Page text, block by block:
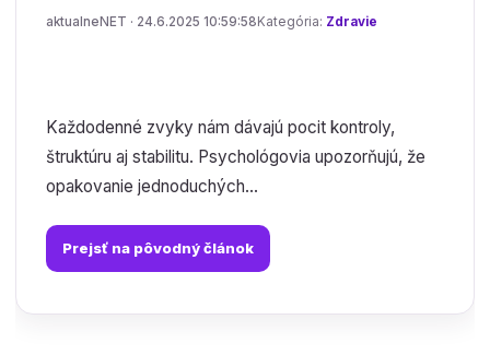
aktualneNET · 24.6.2025 10:59:58 Kategória: Zdravie
Každodenné zvyky nám dávajú pocit kontroly,
štruktúru aj stabilitu. Psychológovia upozorňujú, že
opakovanie jednoduchých...
Prejsť na pôvodný článok